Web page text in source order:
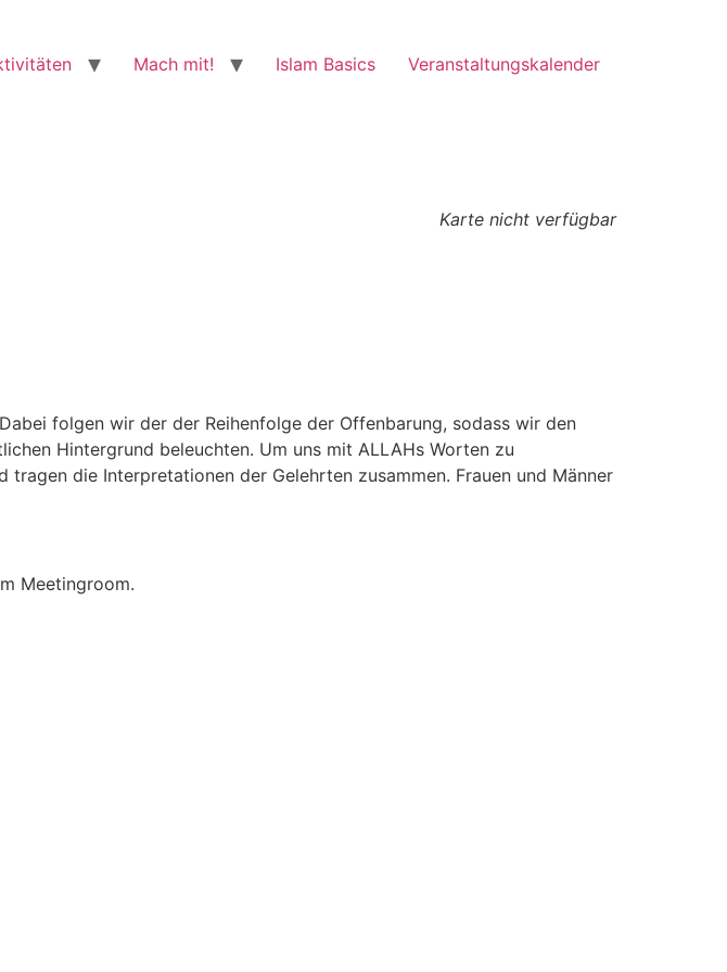
Mach mit! Islam Basics Veranstaltungskalender
Karte nicht verfügbar
folgen wir der der Reihenfolge der Offenbarung, sodass wir den
Hintergrund beleuchten. Um uns mit ALLAHs Worten zu
die Interpretationen der Gelehrten zusammen. Frauen und Männer
Meetingroom.